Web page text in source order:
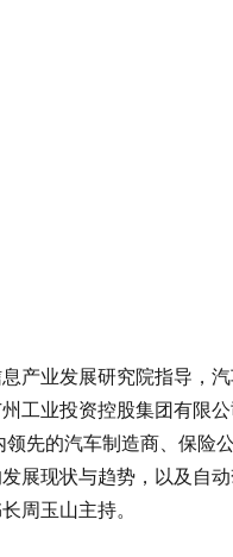
产业发展研究院指导，
工业投资控股集团有限
先的汽车制造商、保险
展现状与趋势，以及自
周玉山主持。